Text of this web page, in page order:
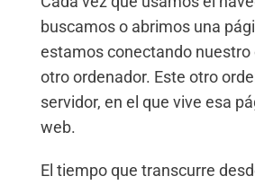
buscamos o abrimos una
estamos conectando nuestro
otro ordenador. Este otro
servidor, en el que vive esa
web.
El tiempo que transcurre